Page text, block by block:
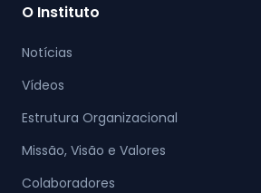
O Instituto
Notícias
Vídeos
Estrutura Organizacional
Missão, Visão e Valores
Colaboradores